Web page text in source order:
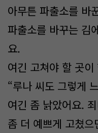
아무튼 파출소를 바
파출소를 바꾸는 김
요.
여긴 고쳐야 할 곳
“루나 씨도 그렇게
여긴 좀 낡았어요.
좀 더 예쁘게 고쳤으